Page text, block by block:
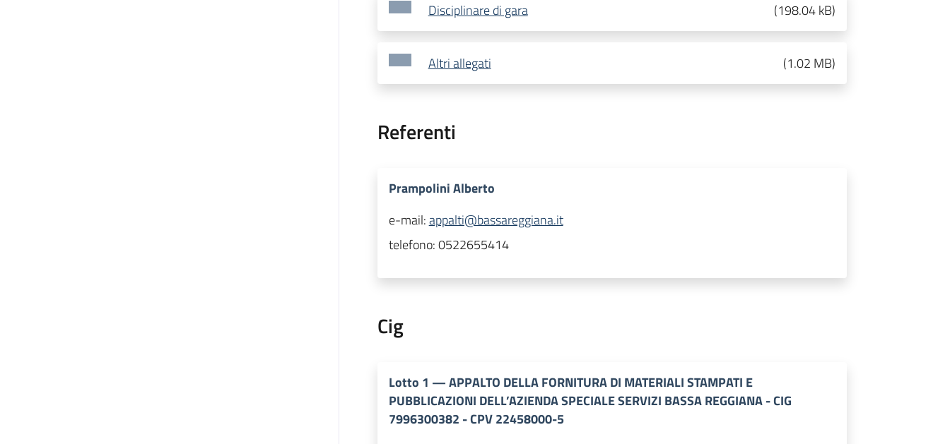
Disciplinare di gara (198.04 kB)
Altri allegati (1.02 MB)
Referenti
Prampolini Alberto
e-mail:appalti@bassareggiana.it
telefono:0522655414
Cig
Lotto 1 —APPALTO DELLA FORNITURA DI MATERIALI STAMPATI E
PUBBLICAZIONI DELL’AZIENDA SPECIALE SERVIZI BASSA REGGIANA - CIG
7996300382 - CPV 22458000-5